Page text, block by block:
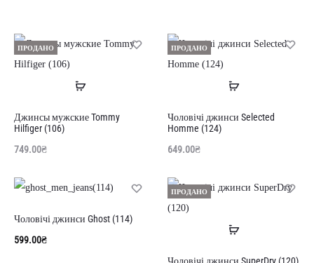
ПРОДАНО
Читати
Джинсы мужские Tommy
Hilfiger (106)
749.00₴
ПРОДАНО
Читати
Чоловічі джинси Selected
Homme (124)
649.00₴
Чоловічі джинси Ghost (114)
599.00₴
ПРОДАНО
Читати
Чоловічі джинси SuperDry (120)